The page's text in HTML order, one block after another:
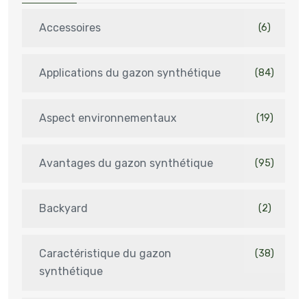
Accessoires (6)
Applications du gazon synthétique (84)
Aspect environnementaux (19)
Avantages du gazon synthétique (95)
Backyard (2)
Caractéristique du gazon
synthétique
(38)